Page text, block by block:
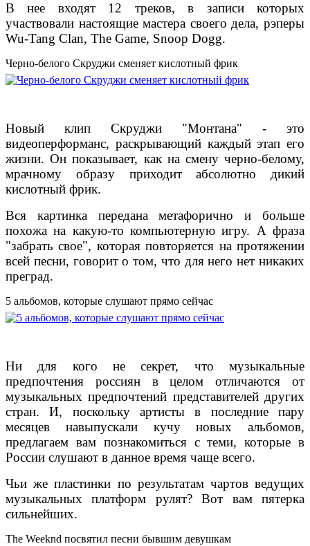
В нее входят 12 треков, в записи которых
участвовали настоящие мастера своего дела, рэперы
Wu-Tang Clan, The Game, Snoop Dogg.
Черно-белого Скруджи сменяет кислотный фрик
Новый клип Скруджи "Монтана" - это
видеоперформанс, раскрывающий каждый этап его
жизни. Он показывает, как на смену черно-белому,
мрачному образу приходит абсолютно дикий
кислотный фрик.
Вся картинка передана метафорично и больше
похожа на какую-то компьютерную игру. А фраза
"забрать свое", которая повторяется на протяжении
всей песни, говорит о том, что для него нет никаких
преград.
5 альбомов, которые слушают прямо сейчас
Ни для кого не секрет, что музыкальные
предпочтения россиян в целом отличаются от
музыкальных предпочтений представителей других
стран. И, поскольку артисты в последние пару
месяцев навыпускали кучу новых альбомов,
предлагаем вам познакомиться с теми, которые в
России слушают в данное время чаще всего.
Чьи же пластинки по результатам чартов ведущих
музыкальных платформ рулят? Вот вам пятерка
сильнейших.
The Weeknd посвятил песни бывшим девушкам